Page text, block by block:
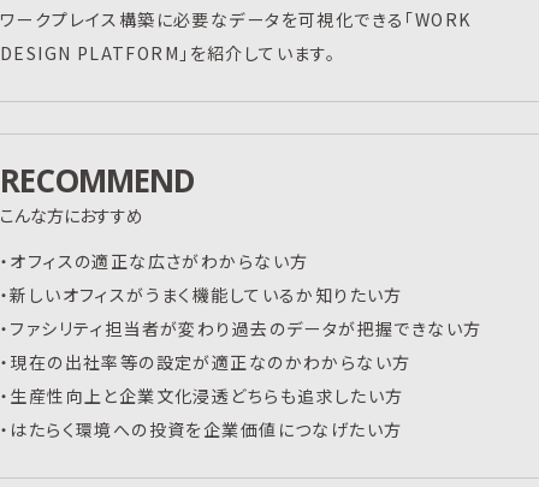
ワークプレイス構築に必要なデータを可視化できる「WORK
DESIGN PLATFORM」を紹介しています。
RECOMMEND
こんな方におすすめ
・オフィスの適正な広さがわからない方
・新しいオフィスがうまく機能しているか知りたい方
・ファシリティ担当者が変わり過去のデータが把握できない方
・現在の出社率等の設定が適正なのかわからない方
・生産性向上と企業文化浸透どちらも追求したい方
・はたらく環境への投資を企業価値につなげたい方